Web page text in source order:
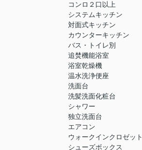
コンロ２口以上
システムキッチン
対面式キッチン
カウンターキッチン
バス・トイレ別
追焚機能浴室
浴室乾燥機
温水洗浄便座
洗面台
洗髪洗面化粧台
シャワー
独立洗面台
エアコン
ウォークインクロゼット
シューズボックス